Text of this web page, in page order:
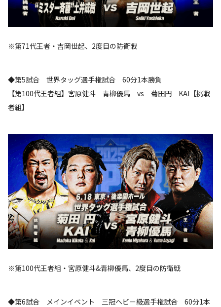
※第71代王者・吉岡世起、2度目の防衛戦
◆第5試合 世界タッグ選手権試合 60分1本勝負
【第100代王者組】宮原健斗 青柳優馬 vs 菊田円 KAI【挑戦
者組】
※第100代王者組・宮原健斗&青柳優馬、2度目の防衛戦
◆第6試合 メインイベント 三冠ヘビー級選手権試合 60分1本